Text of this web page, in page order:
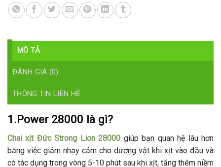
MÔ TẢ
ĐÁNH GIÁ (0)
THÔNG TIN LIÊN HỆ
1.Power 28000 là gì?
Chai xịt Đức Strong Lion 28000 giúp bạn quan hệ lâu hơn
bằng việc giảm nhạy cảm cho dương vật khi xịt vào đầu và
có tác dụng trong vòng 5-10 phút sau khi xịt, tăng thêm niềm